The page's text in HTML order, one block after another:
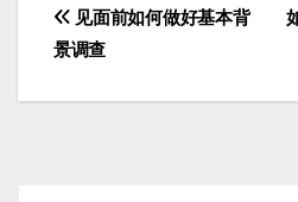
文
导
见面前如何做好基本背
景调查